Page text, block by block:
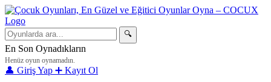
🔍
En Son Oynadıkların
Henüz oyun oynamadın.
👤 Giriş Yap ➕ Kayıt Ol